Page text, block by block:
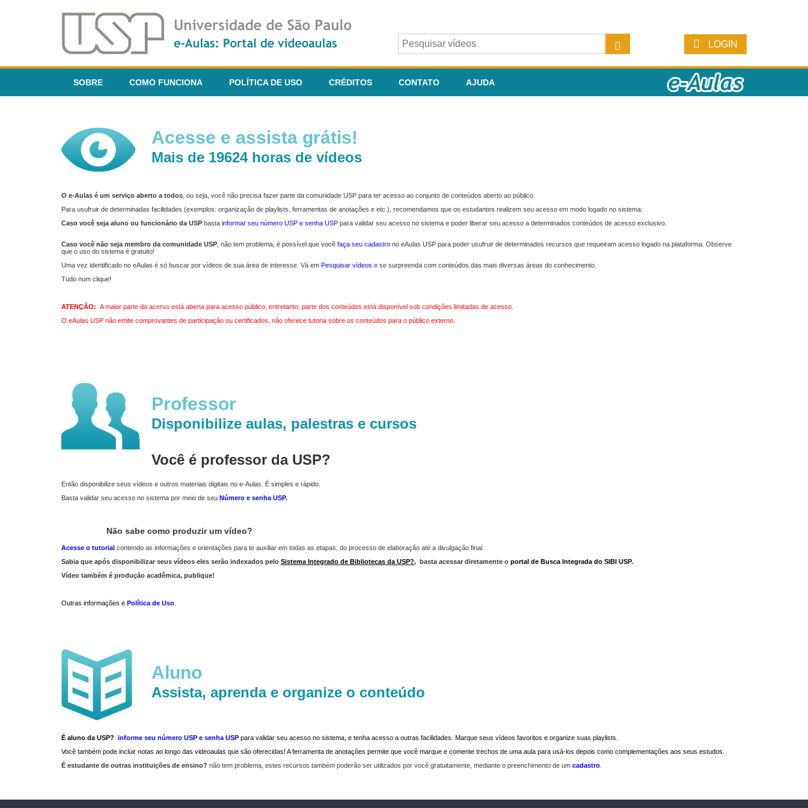
LOGIN
SOBRE COMO FUNCIONA POLÍTICA DE USO CRÉDITOS CONTATO AJUDA
Acesse e assista grátis!
Mais de 19624 horas de vídeos
O e-Aulas é um serviço aberto a todos , ou seja, você não precisa fazer parte da comunidade USP para ter acesso ao conjunto de conteúdos aberto ao público.
Para usufruir de determinadas facilidades (exemplos: organização de playlists, ferramentas de anotações e etc.), recomendamos que os estudantes realizem seu acesso em modo logado no sistema:
Caso você seja aluno ou funcionário da USP basta informar seu número USP e senha USP para validar seu acesso no sistema e poder liberar seu acesso a determinados conteúdos de acesso exclusivo.
Caso você não seja membro da comunidade USP , não tem problema, é possível que você faça seu cadastro no eAulas USP para poder usufruir de determinados recursos que requeiram acesso logado na plataforma. Observe
que o uso do sistema é gratuito!
Uma vez identificado no eAulas é só buscar por vídeos de sua área de interesse. Vá em Pesquisar vídeos e se surpreenda com conteúdos das mais diversas áreas do conhecimento.
Tudo num clique!
ATENÇÃO: A maior parte do acervo está aberta para acesso público, entretanto, parte dos conteúdos está disponível sob condições limitadas de acesso.
O eAulas USP não emite comprovantes de participação ou certificados, não oferece tutoria sobre os conteúdos para o público externo.
Professor
Disponibilize aulas, palestras e cursos
Você é professor da USP?
Então disponibilize seus vídeos e outros materiais digitais no e-Aulas. É simples e rápido.
Basta validar seu acesso no sistema por meio de seu Número e senha USP.
Não sabe como produzir um vídeo?
Acesse o tutorial contendo as informações e orientações para te auxiliar em todas as etapas, do processo de elaboração até a divulgação final.
Sabia que após disponibilizar seus vídeos eles serão indexados pelo Sistema Integrado de Bibliotecas da USP?, basta acessar diretamente o portal de Busca Integrada do SIBI USP.
Vídeo também é produção acadêmica, publique!
Outras informações e Política de Uso
Aluno
Assista, aprenda e organize o conteúdo
É aluno da USP? informe seu número USP e senha USP para validar seu acesso no sistema, e tenha acesso a outras facilidades. Marque seus vídeos favoritos e organize suas playlists.
Você também pode incluir notas ao longo das videoaulas que são oferecidas! A ferramenta de anotações permite que você marque e comente trechos de uma aula para usá-los depois como complementações aos seus estudos.
É estudante de outras instituições de ensino? não tem problema, estes recursos também poderão ser utilizados por você gratuitamente, mediante o preenchimento de um cadastro